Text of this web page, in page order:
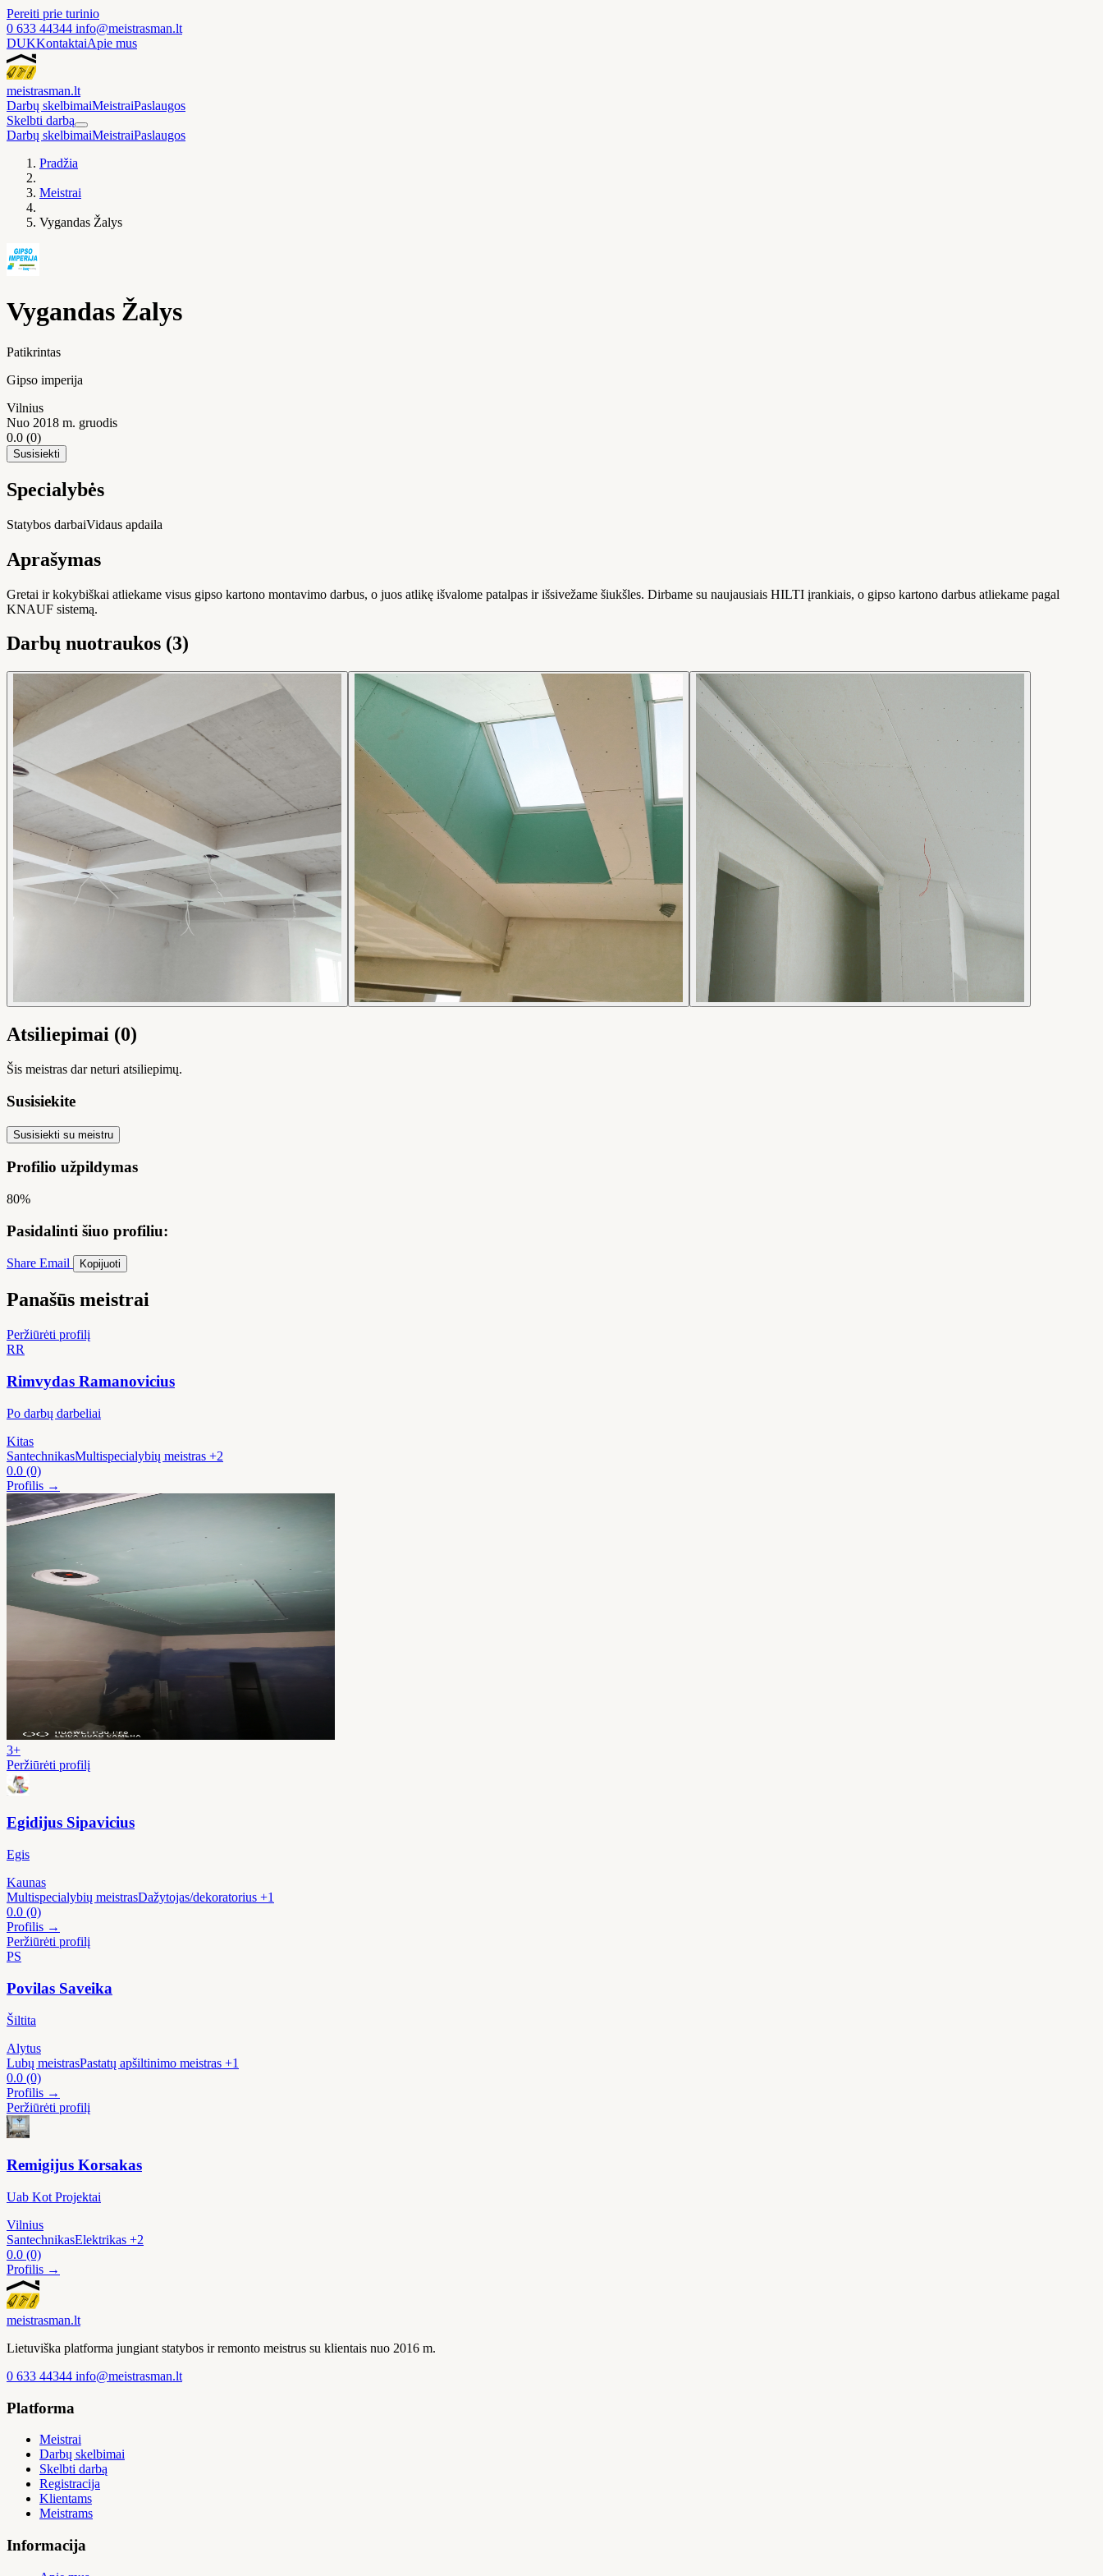
Pereiti prie turinio
0 633 44344 info@meistrasman.lt
DUKKontaktaiApie mus
meistrasman.lt
Darbų skelbimaiMeistraiPaslaugos
Skelbti darbą
Darbų skelbimaiMeistraiPaslaugos
Pradžia
Meistrai
Vygandas Žalys
Vygandas Žalys
Patikrintas
Gipso imperija
Vilnius
Nuo 2018 m. gruodis
0.0 (0)
Susisiekti
Specialybės
Statybos darbaiVidaus apdaila
Aprašymas
Gretai ir kokybiškai atliekame visus gipso kartono montavimo darbus, o juos atlikę išvalome patalpas ir išsivežame šiukšles. Dirbame su naujausiais HILTI įrankiais, o gipso kartono darbus atliekame pagal
KNAUF sistemą.
Darbų nuotraukos (3)
Atsiliepimai (0)
Šis meistras dar neturi atsiliepimų.
Susisiekite
Susisiekti su meistru
Profilio užpildymas
80%
Pasidalinti šiuo profiliu:
Share Email Kopijuoti
Panašūs meistrai
Peržiūrėti profilį
RR
Rimvydas Ramanovicius
Po darbų darbeliai
Kitas
SantechnikasMultispecialybių meistras +2
0.0 (0)
Profilis →
3+
Peržiūrėti profilį
Egidijus Sipavicius
Egis
Kaunas
Multispecialybių meistrasDažytojas/dekoratorius +1
0.0 (0)
Profilis →
Peržiūrėti profilį
PS
Povilas Saveika
Šiltita
Alytus
Lubų meistrasPastatų apšiltinimo meistras +1
0.0 (0)
Profilis →
Peržiūrėti profilį
Remigijus Korsakas
Uab Kot Projektai
Vilnius
SantechnikasElektrikas +2
0.0 (0)
Profilis →
meistrasman.lt
Lietuviška platforma jungiant statybos ir remonto meistrus su klientais nuo 2016 m.
0 633 44344 info@meistrasman.lt
Platforma
Meistrai
Darbų skelbimai
Skelbti darbą
Registracija
Klientams
Meistrams
Informacija